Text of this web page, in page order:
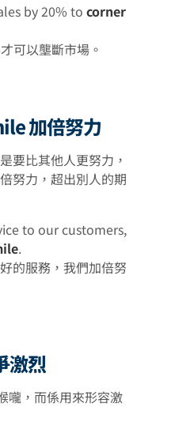
by 20% to corner
可以壟斷市場。
加倍努力
要比其他人更努力，
努力，超出別人的期
to our customers,
.
的服務，我們加倍努
激烈
嚨，而係用來形容激